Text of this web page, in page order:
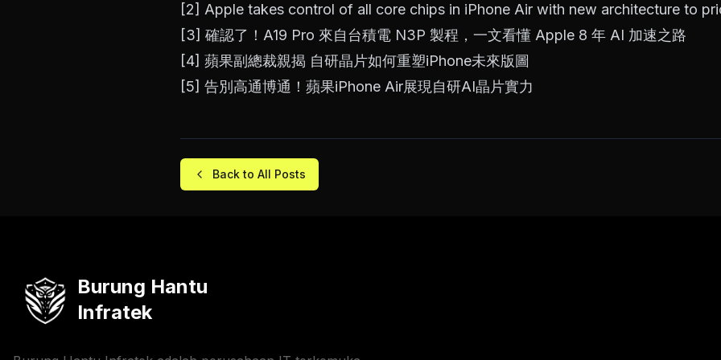
[2] Apple takes control of all core chips in iPhone Air with new architecture to
[3] 確認了！A19 Pro 來自台積電 N3P 製程，一文看懂 Apple 8 年 AI 加速之路
[4] 蘋果副總裁親揭 自研晶片如何重塑iPhone未來版圖
[5] 告別高通博通！蘋果iPhone Air展現自研AI晶片實力
Back to All Posts
Burung Hantu
Infratek